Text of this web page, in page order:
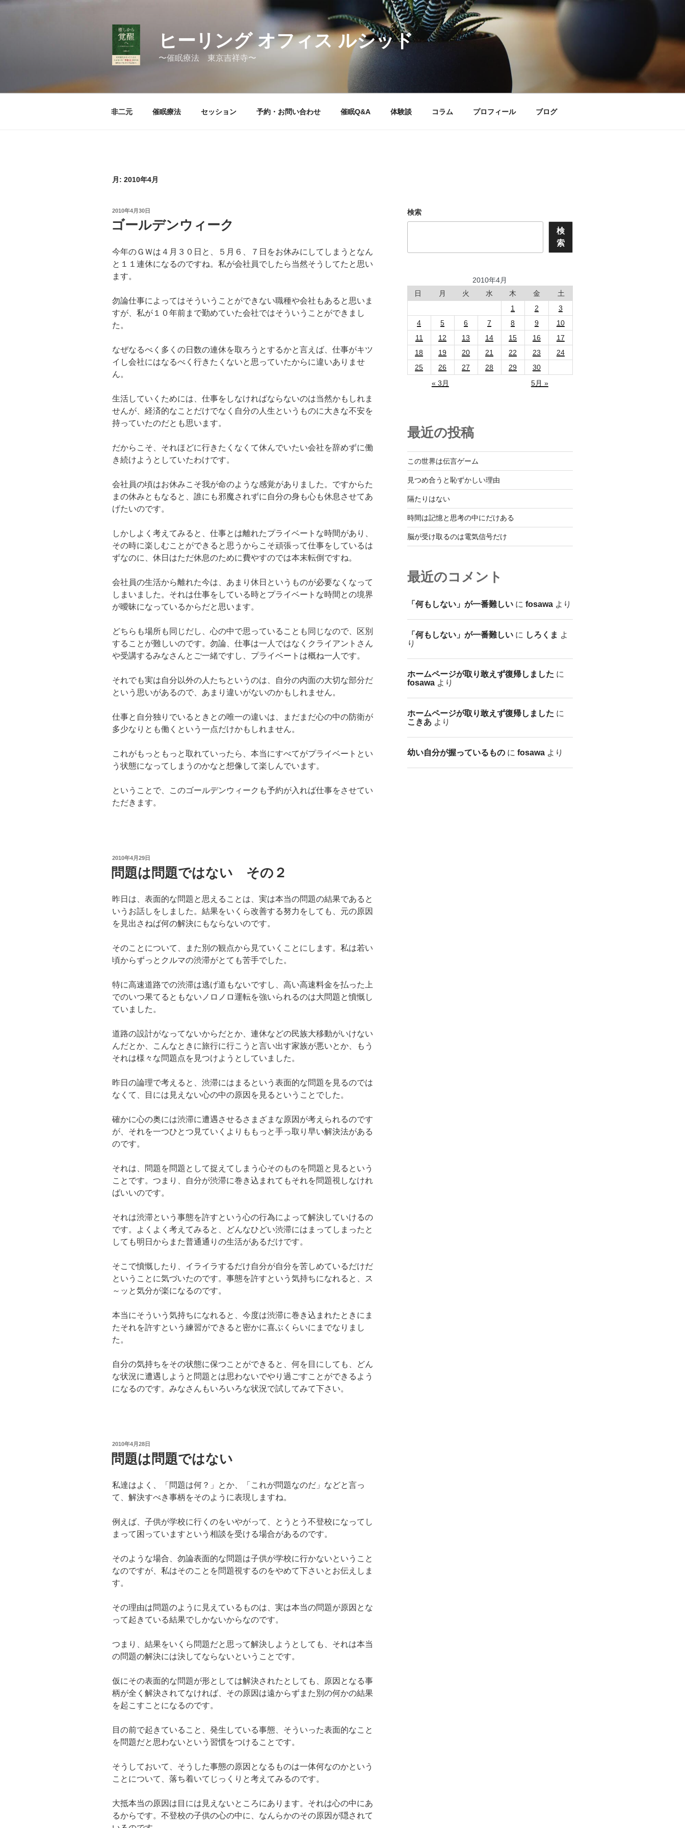
コ
キ
ヒーリング オフィス ルシッド
〜催眠療法 東京吉祥寺〜
非二元 催眠療法 セッション 予約・お問い合わせ 催眠Q&A 体験談 コラム プロフィール ブログ
月: 2010年4月
投
2010年4月30日
ゴールデンウィーク
今年のＧＷは４月３０日と、５月６、７日をお休みにしてしまうとなん
と１１連休になるのですね。私が会社員でしたら当然そうしてたと思い
ます。
勿論仕事によってはそういうことができない職種や会社もあると思いま
すが、私が１０年前まで勤めていた会社ではそういうことができまし
た。
なぜなるべく多くの日数の連休を取ろうとするかと言えば、仕事がキツ
イし会社にはなるべく行きたくないと思っていたからに違いありませ
ん。
生活していくためには、仕事をしなければならないのは当然かもしれま
せんが、経済的なことだけでなく自分の人生というものに大きな不安を
持っていたのだとも思います。
だからこそ、それほどに行きたくなくて休んでいたい会社を辞めずに働
き続けようとしていたわけです。
会社員の頃はお休みこそ我が命のような感覚がありました。ですからた
まの休みともなると、誰にも邪魔されずに自分の身も心も休息させてあ
げたいのです。
しかしよく考えてみると、仕事とは離れたプライベートな時間があり、
その時に楽しむことができると思うからこそ頑張って仕事をしているは
ずなのに、休日はただ休息のために費やすのでは本末転倒ですね。
会社員の生活から離れた今は、あまり休日というものが必要なくなって
しまいました。それは仕事をしている時とプライベートな時間との境界
が曖昧になっているからだと思います。
どちらも場所も同じだし、心の中で思っていることも同じなので、区別
することが難しいのです。勿論、仕事は一人ではなくクライアントさん
や受講するみなさんとご一緒ですし、プライベートは概ね一人です。
それでも実は自分以外の人たちというのは、自分の内面の大切な部分だ
という思いがあるので、あまり違いがないのかもしれません。
仕事と自分独りでいるときとの唯一の違いは、まだまだ心の中の防衛が
多少なりとも働くという一点だけかもしれません。
これがもっともっと取れていったら、本当にすべてがプライベートとい
う状態になってしまうのかなと想像して楽しんでいます。
ということで、このゴールデンウィークも予約が入れば仕事をさせてい
ただきます。
投
稿
日:
2010年4月29日
問題は問題ではない その２
昨日は、表面的な問題と思えることは、実は本当の問題の結果であると
いうお話しをしました。結果をいくら改善する努力をしても、元の原因
を見出さねば何の解決にもならないのです。
そのことについて、また別の観点から見ていくことにします。私は若い
頃からずっとクルマの渋滞がとても苦手でした。
特に高速道路での渋滞は逃げ道もないですし、高い高速料金を払った上
でのいつ果てるともないノロノロ運転を強いられるのは大問題と憤慨し
ていました。
道路の設計がなってないからだとか、連休などの民族大移動がいけない
んだとか、こんなときに旅行に行こうと言い出す家族が悪いとか、もう
それは様々な問題点を見つけようとしていました。
昨日の論理で考えると、渋滞にはまるという表面的な問題を見るのでは
なくて、目には見えない心の中の原因を見るということでした。
確かに心の奥には渋滞に遭遇させるさまざまな原因が考えられるのです
が、それを一つひとつ見ていくよりももっと手っ取り早い解決法がある
のです。
それは、問題を問題として捉えてしまう心そのものを問題と見るという
ことです。つまり、自分が渋滞に巻き込まれてもそれを問題視しなけれ
ばいいのです。
それは渋滞という事態を許すという心の行為によって解決していけるの
です。よくよく考えてみると、どんなひどい渋滞にはまってしまったと
しても明日からまた普通通りの生活があるだけです。
そこで憤慨したり、イライラするだけ自分が自分を苦しめているだけだ
ということに気づいたのです。事態を許すという気持ちになれると、ス
～ッと気分が楽になるのです。
本当にそういう気持ちになれると、今度は渋滞に巻き込まれたときにま
たそれを許すという練習ができると密かに喜ぶくらいにまでなりまし
た。
自分の気持ちをその状態に保つことができると、何を目にしても、どん
な状況に遭遇しようと問題とは思わないでやり過ごすことができるよう
になるのです。みなさんもいろいろな状況で試してみて下さい。
投
稿
日:
2010年4月28日
問題は問題ではない
私達はよく、「問題は何？」とか、「これが問題なのだ」などと言っ
て、解決すべき事柄をそのように表現しますね。
例えば、子供が学校に行くのをいやがって、とうとう不登校になってし
まって困っていますという相談を受ける場合があるのです。
そのような場合、勿論表面的な問題は子供が学校に行かないということ
なのですが、私はそのことを問題視するのをやめて下さいとお伝えしま
す。
その理由は問題のように見えているものは、実は本当の問題が原因とな
って起きている結果でしかないからなのです。
つまり、結果をいくら問題だと思って解決しようとしても、それは本当
の問題の解決には決してならないということです。
仮にその表面的な問題が形としては解決されたとしても、原因となる事
柄が全く解決されてなければ、その原因は遠からずまた別の何かの結果
を起こすことになるのです。
目の前で起きていること、発生している事態、そういった表面的なこと
を問題だと思わないという習慣をつけることです。
そうしておいて、そうした事態の原因となるものは一体何なのかという
ことについて、落ち着いてじっくりと考えてみるのです。
大抵本当の原因は目には見えないところにあります。それは心の中にあ
るからです。不登校の子供の心の中に、なんらかのその原因が隠されて
検索
検
索
2010年4月
日
月 火 水 木 金
土
1
2
3
4
5 6 7 8 9
10
11
12 13 14 15 16
17
18
19 20 21 22 23
24
25
26 27 28 29
30
« 3月
5月 »
最近の投稿
この世界は伝言ゲーム
見つめ合うと恥ずかしい理由
隔たりはない
時間は記憶と思考の中にだけある
脳が受け取るのは電気信号だけ
最近のコメント
「何もしない」が一番難しいに fosawaより
「何もしない」が一番難しいに しろくま よ
り
ホームページが取り敢えず復帰しました に
fosawaより
ホームページが取り敢えず復帰しました に
こきあより
幼い自分が握っているものに fosawaより